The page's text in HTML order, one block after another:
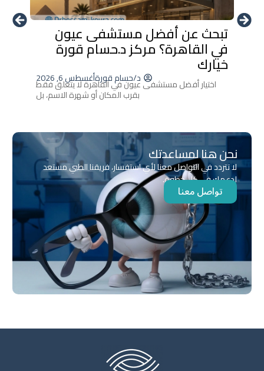
تبحث عن أفضل مستشفى عيون
في القاهرة؟ مركز د.حسام قورة
خيارك
د/حسام قورةأغسطس 6, 2026
اختيار أفضل مستشفى عيون في القاهرة لا يتعلق فقط
بقرب المكان أو شهرة الاسم، بل
نحن هنا لمساعدتك
لا تتردد في التواصل معنا لأي استفسار، فريقنا الطبي مستعد
لدعمك في كل خطوة.
تواصل معنا